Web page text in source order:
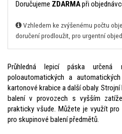
Doručujeme ZDARMApři
Vzhledem ke zvýšenému počtu
doručení prodloužit, pro urgentní
Průhledná lepicí páska
poloautomatických a
kartonové krabice a další obaly.
balení v provozech s vyšším
prakticky všude. Můžete je využít
pro skupinové balení předmětů.